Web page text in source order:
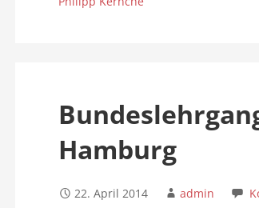
Hamburg
22. April 2014 admin